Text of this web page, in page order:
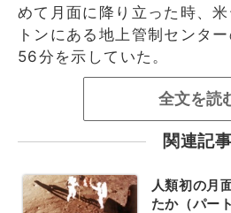
めて月面に降り立った時、
トンにある地上管制センタ
56分を示していた。
全文を読
関連記事
人類初の月
たか（パー